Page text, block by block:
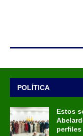
POLÍTICA
Estos
perfiles